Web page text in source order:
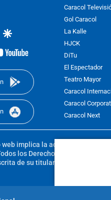
twittergoogle
youtube-
Caracol
Gol Caracol
La Kalle
HJCK
DiTu
El Espectador
Teatro Mayor
Caracol
Caracol
Caracol Next
implica la aceptación de los
los Derechos Reservados
de su titular. Reproduction